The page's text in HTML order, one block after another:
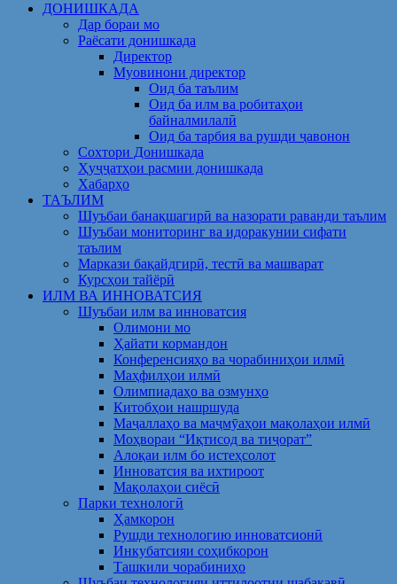
ДОНИШКАДА
Дар бораи мо
Раёсати донишкада
Директор
Муовинони директор
Оид ба таълим
Оид ба илм ва робитаҳои
байналмилалӣ
Оид ба тарбия ва рушди ҷавонон
Сохтори Донишкада
Ҳуҷҷатҳои расмии донишкада
Хабарҳо
ТАЪЛИМ
Шуъбаи банақшагирӣ ва назорати раванди таълим
Шуъбаи мониторинг ва идоракунии сифати
таълим
Маркази бақайдгирӣ, тестӣ ва машварат
Курсҳои тайёрӣ
ИЛМ ВА ИННОВАТСИЯ
Шуъбаи илм ва инноватсия
Олимони мо
Ҳайати кормандон
Конференсияҳо ва чорабиниҳои илмӣ
Маҳфилҳои илмӣ
Олимпиадаҳо ва озмунҳо
Китобҳои нашршуда
Маҷаллаҳо ва маҷмӯаҳои мақолаҳои илмӣ
Моҳвораи “Иқтисод ва тиҷорат”
Алоқаи илм бо истеҳсолот
Инноватсия ва ихтироот
Мақолаҳои сиёсӣ
Парки технологӣ
Ҳамкорон
Рушди технологию инноватсионӣ
Инкубатсияи соҳибкорон
Ташкили чорабиниҳо